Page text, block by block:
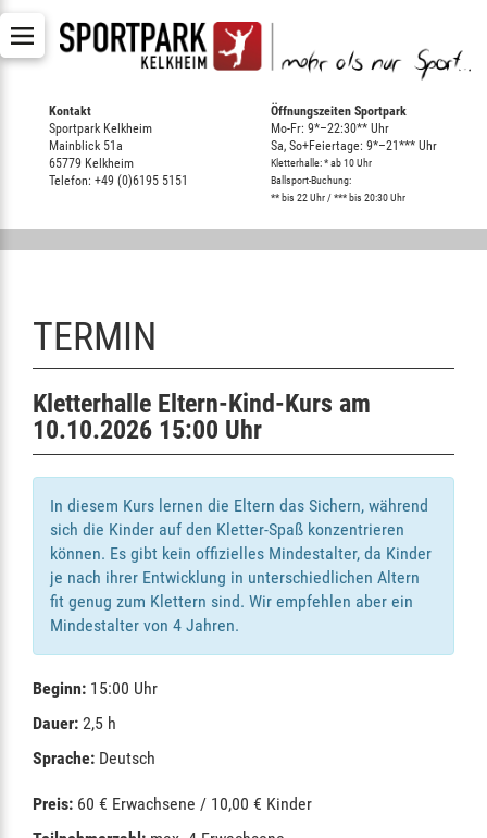
Kontakt
Sportpark Kelkheim
Mainblick 51a
65779 Kelkheim
Telefon: +49 (0)6195 5151
Öffnungszeiten Sportpark
Mo-Fr: 9*–22:30** Uhr
Sa, So+Feiertage: 9*–21*** Uhr
Kletterhalle: * ab 10 Uhr
Ballsport-Buchung:
** bis 22 Uhr / *** bis 20:30 Uhr
TERMIN
Kletterhalle Eltern-Kind-Kurs am
10.10.2026 15:00 Uhr
In diesem Kurs lernen die Eltern das Sichern, während
sich die Kinder auf den Kletter-Spaß konzentrieren
können. Es gibt kein offizielles Mindestalter, da Kinder
je nach ihrer Entwicklung in unterschiedlichen Altern
fit genug zum Klettern sind. Wir empfehlen aber ein
Mindestalter von 4 Jahren.
Beginn: 15:00 Uhr
Dauer: 2,5 h
Sprache: Deutsch
Preis: 60 € Erwachsene / 10,00 € Kinder